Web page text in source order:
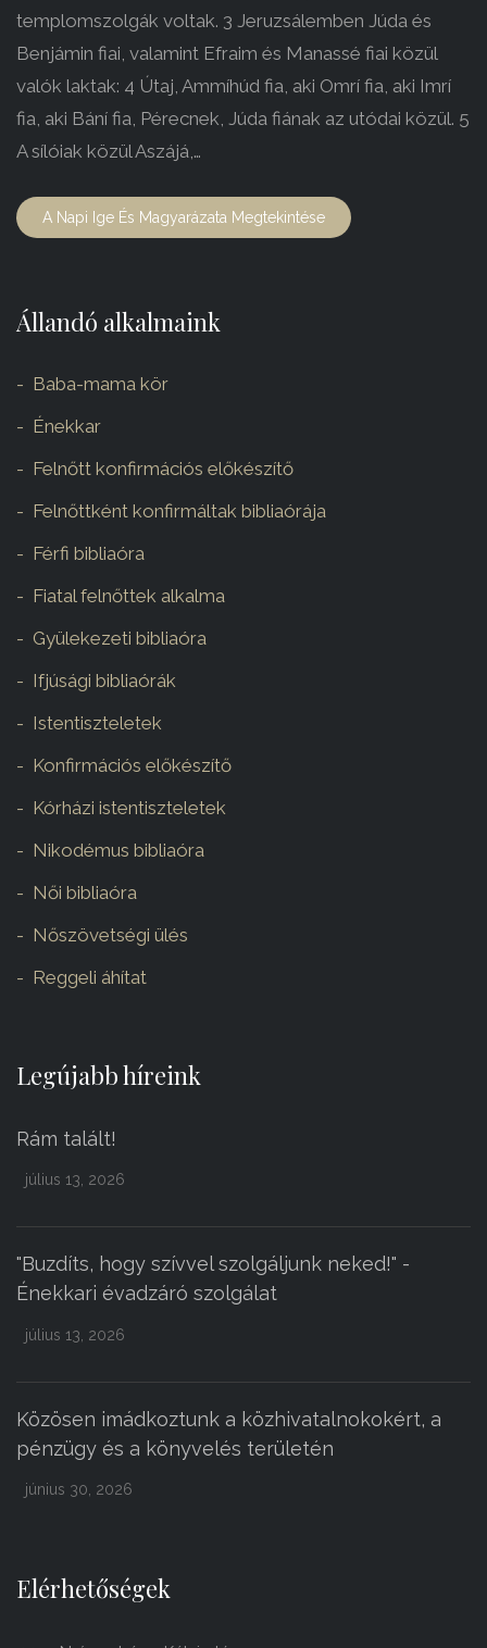
templomszolgák voltak. 3 Jeruzsálemben Júda és
Benjámin fiai, valamint Efraim és Manassé fiai közül
valók laktak: 4 Útaj, Ammíhúd fia, aki Omrí fia, aki Imrí
fia, aki Bání fia, Pérecnek, Júda fiának az utódai közül. 5
A sílóiak közül Aszájá,…
A Napi Ige És Magyarázata Megtekintése
Állandó alkalmaink
Baba-mama kör
Énekkar
Felnőtt konfirmációs előkészítő
Felnőttként konfirmáltak bibliaórája
Férfi bibliaóra
Fiatal felnőttek alkalma
Gyülekezeti bibliaóra
Ifjúsági bibliaórák
Istentiszteletek
Konfirmációs előkészítő
Kórházi istentiszteletek
Nikodémus bibliaóra
Női bibliaóra
Nőszövetségi ülés
Reggeli áhítat
Legújabb híreink
Rám talált!
július 13, 2026
"Buzdíts, hogy szívvel szolgáljunk neked!" -
Énekkari évadzáró szolgálat
július 13, 2026
Közösen imádkoztunk a közhivatalnokokért, a
pénzügy és a könyvelés területén
június 30, 2026
Elérhetőségek